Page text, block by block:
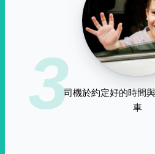
3司機於約定好的時間
車